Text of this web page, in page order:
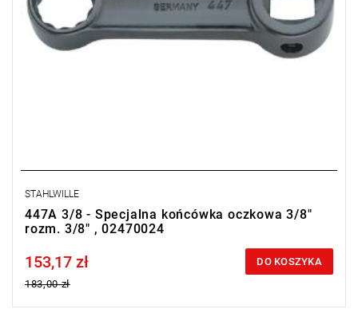
STAHLWILLE
447A 3/8 - Specjalna końcówka oczkowa 3/8"
rozm. 3/8" , 02470024
Price tax included
153,17 zł
183,00 zł
DO KOSZYKA